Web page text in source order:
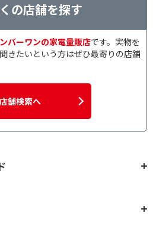
の店舗を探す
バーワンの家電量販店です。実物を
きたいという方はぜひ最寄りの店舗
店舗検索へ